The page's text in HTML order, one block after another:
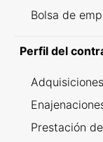
Bolsa de
Perfil del
Adquisiciones
Prestación